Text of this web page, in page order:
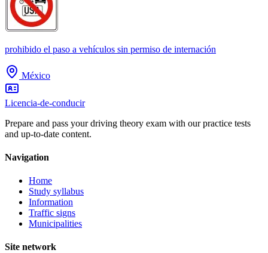
prohibido el paso a vehículos sin permiso de internación
México
Licencia-de-conducir
Prepare and pass your driving theory exam with our practice tests
and up-to-date content.
Navigation
Home
Study syllabus
Information
Traffic signs
Municipalities
Site network